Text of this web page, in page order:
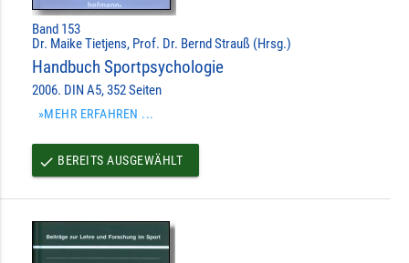
Band 153
Dr. Maike Tietjens, Prof. Dr. Bernd Strauß (Hrsg.)
Handbuch Sportpsychologie
2006. DIN A5, 352 Seiten
»MEHR ERFAHREN ...
done BEREITS AUSGEWÄHLT